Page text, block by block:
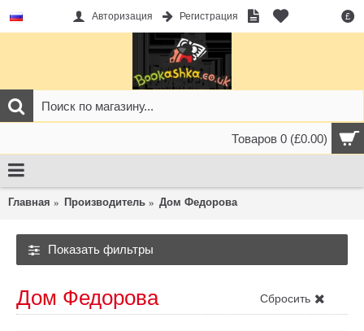
£
Авторизация Регистрация
Товаров 0 (£0.00)
Главная Производитель Дом Федорова
Показать фильтры
Сбросить
Дом Федорова